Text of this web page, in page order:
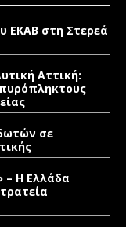
ΕΚΑΒ στη Στερεά
Αττική:
σε
– Η Ελλάδα